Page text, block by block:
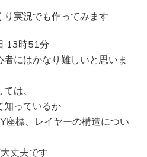
実況でも作ってみます
13時51分
にはかなり難しいと思いま
は、
知っているか
座標、レイヤーの構造につい
丈夫です